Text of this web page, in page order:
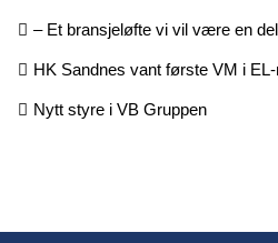
– Et bransjeløfte vi vil være en
HK Sandnes vant første VM i
Nytt styre i VB Gruppen